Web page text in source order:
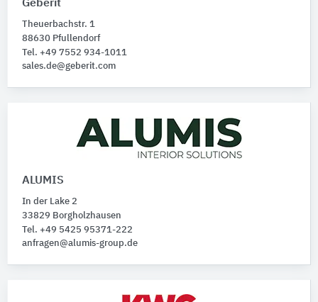
Thekenanlagen
Spendersysteme
Waschbecken
Alle Produktkategorien anzeigen
Geberit
Theuerbachstr. 1
88630 Pfullendorf
Tel. +49 7552 934-1011
sales.de@geberit.com
ALUMIS
In der Lake 2
33829 Borgholzhausen
Tel. +49 5425 95371-222
anfragen@alumis-group.de